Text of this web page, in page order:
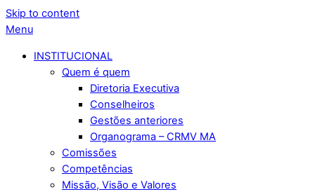
Skip to content
Menu
INSTITUCIONAL
Quem é quem
Diretoria Executiva
Conselheiros
Gestões anteriores
Organograma – CRMV MA
Comissões
Competências
Missão, Visão e Valores